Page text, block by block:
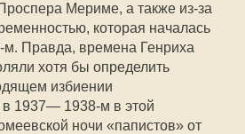
Мериме, а также из-за
которая началась
м. Правда, времена Генриха
хотя бы определить
избиении
1937— 1938-м в этой
ночи «папистов» от